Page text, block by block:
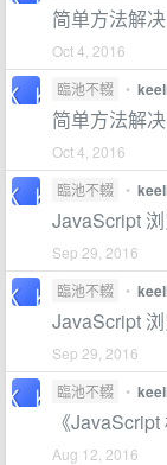
简单方法解
Oct 4, 2016
臨池不輟
•
简单方法解
Oct 4, 2016
臨池不輟
•
JavaScript
Sep 29, 2016
臨池不輟
•
JavaScript
Sep 29, 2016
臨池不輟
•
《
Aug 12, 2016